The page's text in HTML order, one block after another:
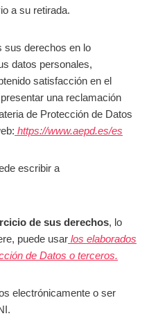
a su retirada.
sus derechos en lo
datos personales,
satisfacción en el
una reclamación
de Protección de Datos
https://www.aepd.es/es
escribir a
de sus derechos, lo
puede usar los elaborados
de Datos o terceros.
electrónicamente o ser